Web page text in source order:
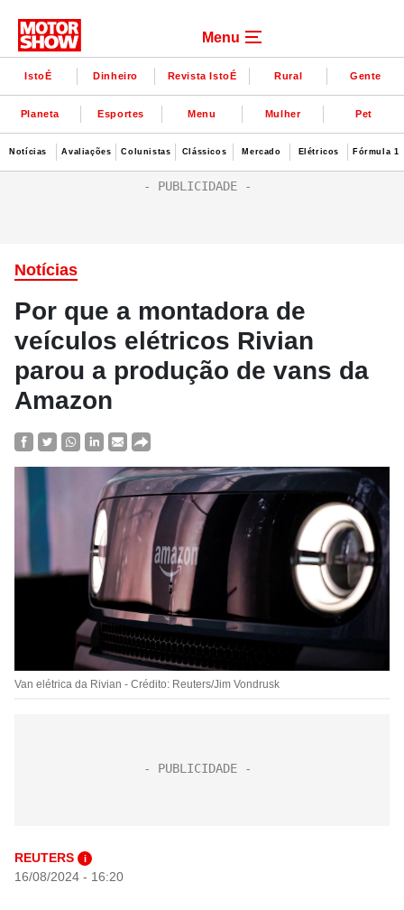
Menu
IstoÉ Dinheiro Revista IstoÉ Rural Gente
Planeta Esportes Menu Mulher Pet
Notícias Avaliações Colunistas Clássicos Mercado Elétricos Fórmula 1
Notícias
Por que a montadora de
veículos elétricos Rivian
parou a produção de vans da
Amazon
Van elétrica da Rivian - Crédito: Reuters/Jim Vondrusk
REUTERS i
16/08/2024 - 16:20